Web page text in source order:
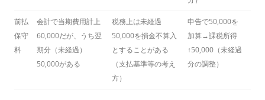
前払
保守
料
会計で当期費用計上
60,000だが、うち翌
期分（未経過）
50,000がある
税務上は未経過
50,000を損金不算入
とすることがある
（支払基準等の考え
方）
申告で50,000を
加算→課税所得
↑50,000（未経過
分の調整）